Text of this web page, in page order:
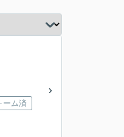
ーム済